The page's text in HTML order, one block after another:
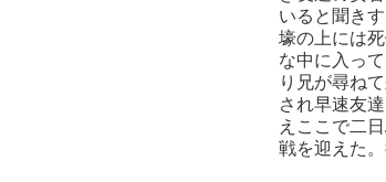
いると聞き
壕の上には
な中に入っ
り兄が尋ね
され早速友
えここで二
戦を迎えた